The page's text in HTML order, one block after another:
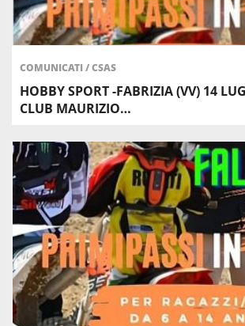
COMUNICATI/CSAS
HOBBY SPORT -FABRIZIA (VV) 14
CLUB MAURIZIO…